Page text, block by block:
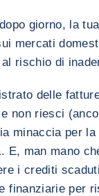
giorno, la
mercati
rischio di
delle
non riesci
minaccia per
E, man mano
i crediti
finanziarie per